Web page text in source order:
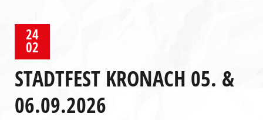
24
02
STADTFEST KRONACH 05. &
06.09.2026